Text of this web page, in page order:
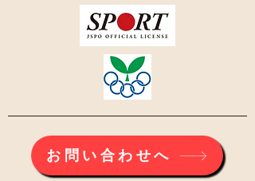
お問い合わせへ